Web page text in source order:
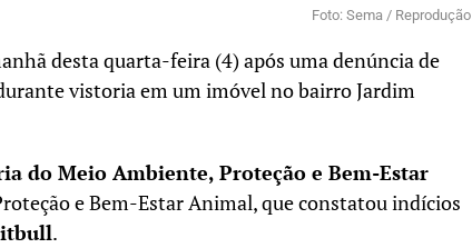
Foto: Sema / Reprodução
desta quarta-feira (4) após uma denúncia de
vistoria em um imóvel no bairro Jardim
do Meio Ambiente, Proteção e Bem-Estar
e Bem-Estar Animal, que constatou indícios
.